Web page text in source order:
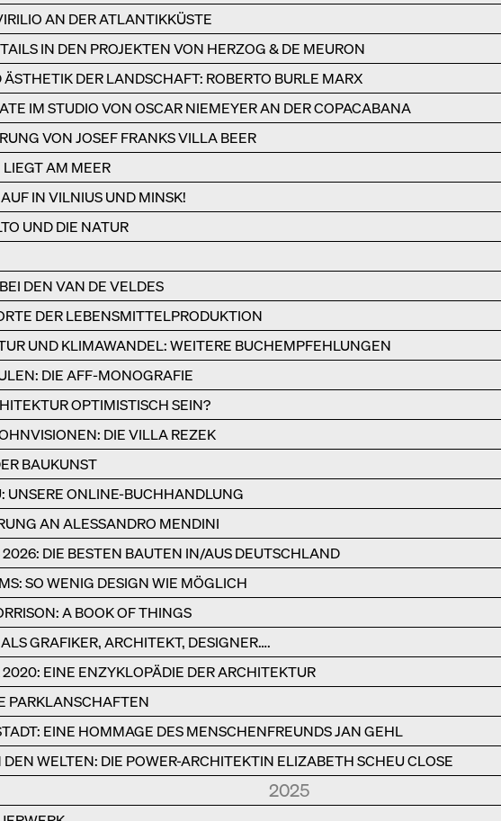
AN DER ATLANTIKKÜSTE
IN DEN PROJEKTEN VON HERZOG & DE MEURON
DER LANDSCHAFT: ROBERTO BURLE MARX
IM STUDIO VON OSCAR NIEMEYER AN DER COPACABANA
VON JOSEF FRANKS VILLA BEER
AM MEER
IN VILNIUS UND MINSK!
UND DIE NATUR
DEN VAN DE VELDES
DER LEBENSMITTELPRODUKTION
UND KLIMAWANDEL: WEITERE BUCHEMPFEHLUNGEN
DIE AFF-MONOGRAFIE
OPTIMISTISCH SEIN?
DIE VILLA REZEK
BAUKUNST
UNSERE ONLINE-BUCHHANDLUNG
AN ALESSANDRO MENDINI
2026: DIE BESTEN BAUTEN IN/AUS DEUTSCHLAND
SO WENIG DESIGN WIE MÖGLICH
A BOOK OF THINGS
GRAFIKER, ARCHITEKT, DESIGNER….
2020: EINE ENZYKLOPÄDIE DER ARCHITEKTUR
PARKLANSCHAFTEN
EINE HOMMAGE DES MENSCHENFREUNDS JAN GEHL
WELTEN: DIE POWER-ARCHITEKTIN ELIZABETH SCHEU CLOSE
2025